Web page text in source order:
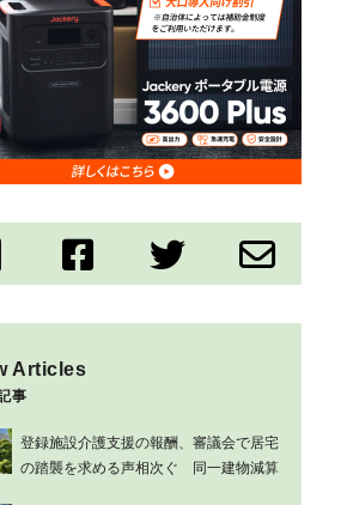
Articles
事
登録施設介護支援の報酬、審議会で居宅
の踏襲を求める声相次ぐ 同一建物減算